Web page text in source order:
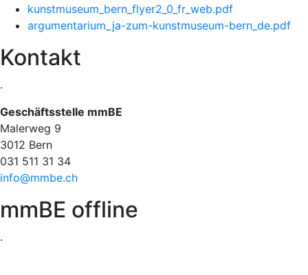
kunstmuseum_bern_flyer2_0_fr_web.pdf
argumentarium_ja-zum-kunstmuseum-bern_de.pdf
Kontakt
.
Geschäftsstelle mmBE
Malerweg 9
3012 Bern
031 511 31 34
info@mmbe.ch
mmBE offline
.